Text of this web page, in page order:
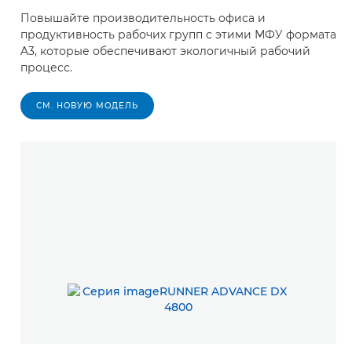
Повышайте производительность офиса и
продуктивность рабочих групп с этими МФУ формата
A3, которые обеспечивают экологичный рабочий
процесс.
СМ. НОВУЮ МОДЕЛЬ